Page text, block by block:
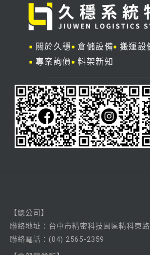
關於久穩 倉儲設備 搬運設
專案詢價
料架新知
【總公司】
聯絡地址：台中市精密科技園區精科東
聯絡電話： (04) 2565-2359